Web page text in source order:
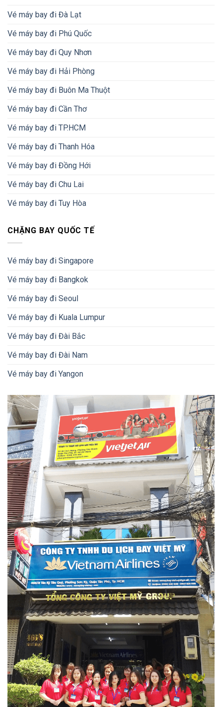
Vé máy bay đi Đà Lạt
Vé máy bay đi Phú Quốc
Vé máy bay đi Quy Nhơn
Vé máy bay đi Hải Phòng
Vé máy bay đi Buôn Ma Thuột
Vé máy bay đi Cần Thơ
Vé máy bay đi TP.HCM
Vé máy bay đi Thanh Hóa
Vé máy bay đi Đồng Hới
Vé máy bay đi Chu Lai
Vé máy bay đi Tuy Hòa
CHẶNG BAY QUỐC TẾ
Vé máy bay đi Singapore
Vé máy bay đi Bangkok
Vé máy bay đi Seoul
Vé máy bay đi Kuala Lumpur
Vé máy bay đi Đài Bắc
Vé máy bay đi Đài Nam
Vé máy bay đi Yangon